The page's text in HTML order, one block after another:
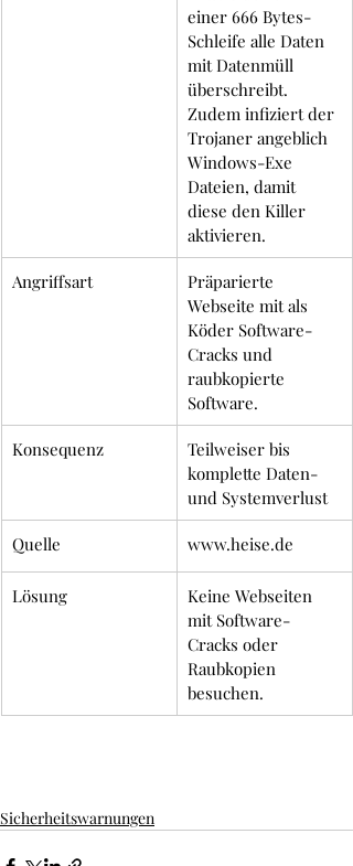
einer 666 Bytes-
Schleife alle Daten
mit Datenmüll
überschreibt.
Zudem infiziert der
Trojaner angeblich
Windows-Exe
Dateien, damit
diese den Killer
aktivieren.
Angriffsart
Präparierte
Webseite mit als
Köder Software-
Cracks und
raubkopierte
Software.
Konsequenz
Teilweiser bis
komplette Daten-
und Systemverlust
Quelle www.heise.de
Lösung
Keine Webseiten
mit Software-
Cracks oder
Raubkopien
besuchen.
Sicherheitswarnungen